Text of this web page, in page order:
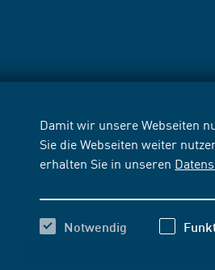
Damit wir unsere Webseiten
Sie die Webseiten weiter
erhalten Sie in unseren
Notwendig